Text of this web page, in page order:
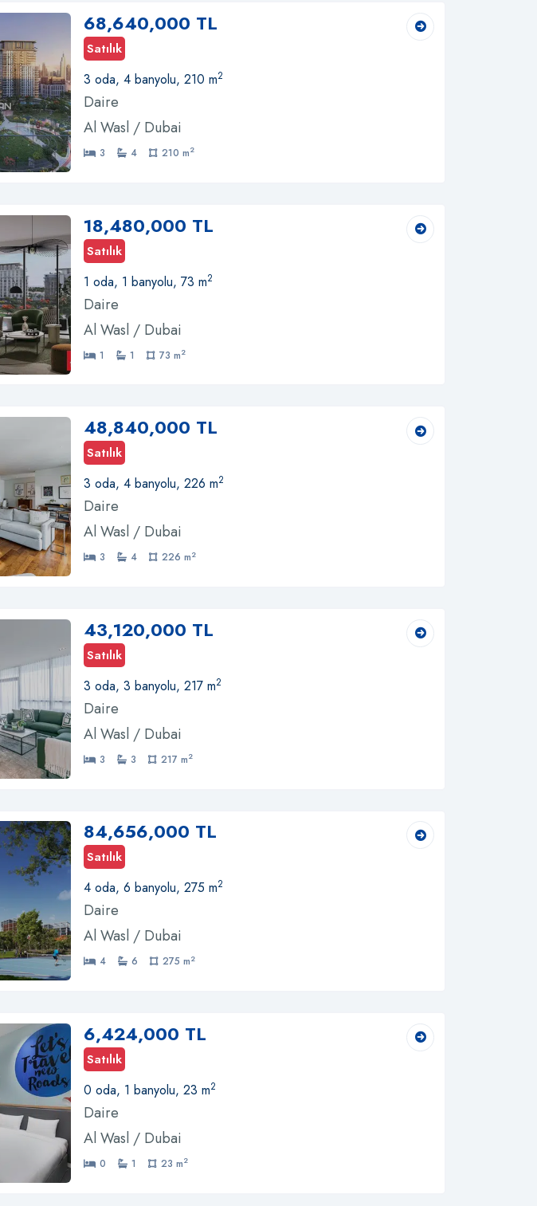
68,640,000 TL
Satılık
3 oda, 4 banyolu, 210 m2
Daire
Al Wasl / Dubai
3 4 210 m2
18,480,000 TL
Satılık
1 oda, 1 banyolu, 73 m2
Daire
Al Wasl / Dubai
1 1 73 m2
48,840,000 TL
Satılık
3 oda, 4 banyolu, 226 m2
Daire
Al Wasl / Dubai
3 4 226 m2
43,120,000 TL
Satılık
3 oda, 3 banyolu, 217 m2
Daire
Al Wasl / Dubai
3 3 217 m2
84,656,000 TL
Satılık
4 oda, 6 banyolu, 275 m2
Daire
Al Wasl / Dubai
4 6 275 m2
6,424,000 TL
Satılık
0 oda, 1 banyolu, 23 m2
Daire
Al Wasl / Dubai
0 1 23 m2